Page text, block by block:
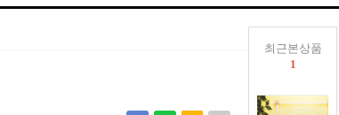
최근본상품
1